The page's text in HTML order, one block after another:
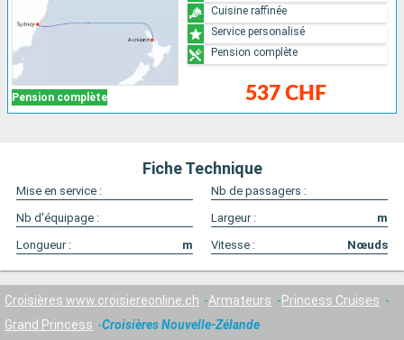
Pension complète 537 CHF
Cuisine raffinée
Service personalisé
Pension complète
Fiche Technique
Mise en service :
Nb de passagers :
Nb d'équipage :
Largeur :
m
Longueur :
m Vitesse : Nœuds
Croisières www.croisiereonline.ch Armateurs
Princess Cruises
Grand Princess
Croisières Nouvelle-Zélande